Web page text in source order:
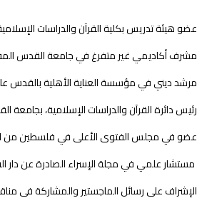
عضو هيئة تدريس بكلية القرآن والدراسات الإسلامية في
مشرف أكاديمي غير متفرغ في جامعة القدس المفتوحة من
مرشد ديني في مؤسسة العناية الأهلية بالقدس عام
رئيس دائرة القرآن والدراسات الإسلامية، بجامعة القدس من العام 2008م وحتى 2013 م ،
عضو في مجلس الفتوى الأعلى في فلسطين من العام 2003-
مستشار علمي في مجلة الإسراء الصادرة عن دار الفتوى
الإشراف على رسائل الماجستير والمشاركة في